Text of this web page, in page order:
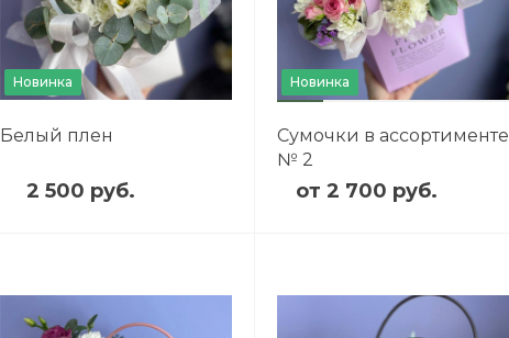
Новинка
Белый плен
2 500 руб.
Новинка
Сумочки в ассортименте
№ 2
от 2 700 руб.